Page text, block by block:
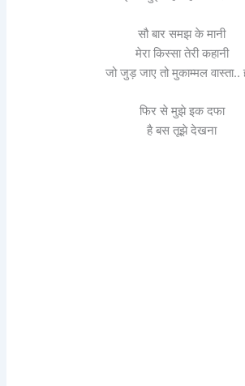
सौ बार समझ के मानी
मेरा किस्सा तेरी कहानी
जो जुड़ जाए तो मुकाम्मल वास्ता..
फिर से मुझे इक दफा
है बस तूझे देखना